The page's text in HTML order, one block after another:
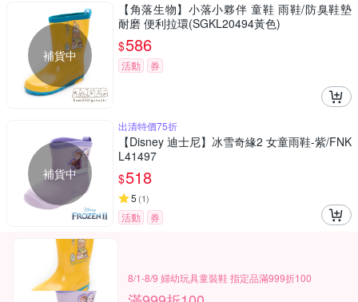
補貨中
【角落生物】小落小夥伴 童鞋 雨鞋/防臭鞋墊
耐磨 便利拉環(SGKL20494黃色)
$586
活動 券
補貨中
出清特價75折
【Disney 迪士尼】冰雪奇緣2 女童雨鞋-紫/FNK
L41497
$518
5 (1)
活動 券
8/1-8/9 婦幼玩具童裝鞋 指定品滿999折100